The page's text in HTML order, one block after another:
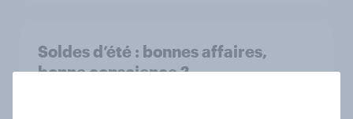
Soldes d’été : bonnes affaires,
bonne conscience ?